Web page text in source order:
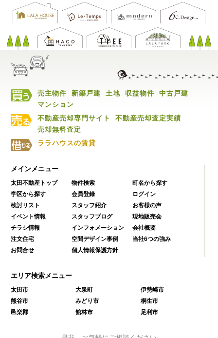
売主物件 新築戸建 土地 収益物件
中古戸建
マンション
不動産売却専門サイト
不動産売却査定実績
売却無料査定
ララハウスの賃貸
メインメニュー
太田不動産トップ 物件検索
町名から探す
学区から探す
会員登録
ログイン
検討リスト
スタッフ紹介
お客様の声
イベント情報
スタッフブログ
現地販売会
チラシ情報
インフォメーション
会社概要
注文住宅
空間デザイン事例
当社6つの強み
お問合せ
個人情報保護方針
エリア検索メニュー
太田市 大泉町
伊勢崎市
熊谷市
みどり市
桐生市
邑楽郡
館林市 足利市